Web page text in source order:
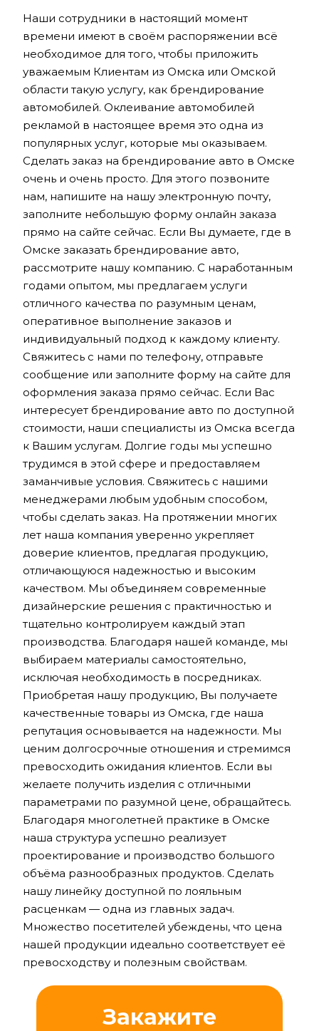
Наши сотрудники в настоящий момент
времени имеют в своём распоряжении всё
необходимое для того, чтобы приложить
уважаемым Клиентам из Омска или Омской
области такую услугу, как брендирование
автомобилей. Оклеивание автомобилей
рекламой в настоящее время это одна из
популярных услуг, которые мы оказываем.
Сделать заказ на брендирование авто в Омске
очень и очень просто. Для этого позвоните
нам, напишите на нашу электронную почту,
заполните небольшую форму онлайн заказа
прямо на сайте сейчас. Если Вы думаете, где в
Омске заказать брендирование авто,
рассмотрите нашу компанию. С наработанным
годами опытом, мы предлагаем услуги
отличного качества по разумным ценам,
оперативное выполнение заказов и
индивидуальный подход к каждому клиенту.
Свяжитесь с нами по телефону, отправьте
сообщение или заполните форму на сайте для
оформления заказа прямо сейчас. Если Вас
интересует брендирование авто по доступной
стоимости, наши специалисты из Омска всегда
к Вашим услугам. Долгие годы мы успешно
трудимся в этой сфере и предоставляем
заманчивые условия. Свяжитесь с нашими
менеджерами любым удобным способом,
чтобы сделать заказ. На протяжении многих
лет наша компания уверенно укрепляет
доверие клиентов, предлагая продукцию,
отличающуюся надежностью и высоким
качеством. Мы объединяем современные
дизайнерские решения с практичностью и
тщательно контролируем каждый этап
производства. Благодаря нашей команде, мы
выбираем материалы самостоятельно,
исключая необходимость в посредниках.
Приобретая нашу продукцию, Вы получаете
качественные товары из Омска, где наша
репутация основывается на надежности. Мы
ценим долгосрочные отношения и стремимся
превосходить ожидания клиентов. Если вы
желаете получить изделия с отличными
параметрами по разумной цене, обращайтесь.
Благодаря многолетней практике в Омске
наша структура успешно реализует
проектирование и производство большого
объёма разнообразных продуктов. Сделать
нашу линейку доступной по лояльным
расценкам — одна из главных задач.
Множество посетителей убеждены, что цена
нашей продукции идеально соответствует её
превосходству и полезным свойствам.
Закажите